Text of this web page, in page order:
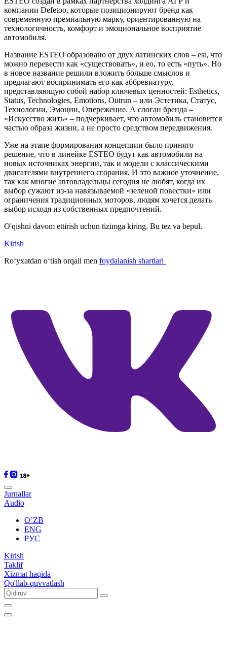
компании Defetoo, которые позиционируют бренд как
современную премиальную марку, ориентированную на
технологичность, комфорт и эмоциональное восприятие
автомобиля.
Название ESTEO образовано от двух латинских слов – est, что
можно перевести как «существовать», и eo, то есть «путь». Но
в новое название решили вложить больше смыслов и
предлагают воспринимать его как аббревиатуру,
представляющую собой набор ключевых ценностей: Esthetics,
Status, Technologies, Emotions, Outrun – или Эстетика, Статус,
Технологии, Эмоции, Опережение. А слоган бренда –
«Искусство жить» – подчеркивает, что автомобиль становится
частью образа жизни, а не просто средством передвижения.
Уже на этапе формирования концепции было принято
решение, что в линейке ESTEO будут как автомобили на
новых источниках энергии, так и модели с классическими
двигателями внутреннего сгорания. И это важное уточнение,
так как многие автовладельцы сегодня не любят, когда их
выбор сужают из-за навязываемой «зеленой повестки» или
ограничения традиционных моторов, людям хочется делать
выбор исходя из собственных предпочтений.
O'qishni davom ettirish uchun tizimga kiring. Bu tez va bepul.
Kirish
Roʻyxatdan oʻtish orqali men foydalanish shartlari
Jurnallar
Audio
O’ZB
ENG
РУС
Kirish
Taklif
Xizmat haqida
Qo'llab-quvvatlash